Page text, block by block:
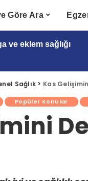
Göre Ara
ve eklem sağlığı
Sağlık > Kas
Popüler Konular